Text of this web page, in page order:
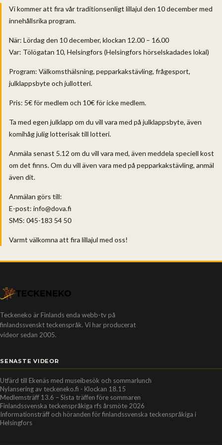
Vi kommer att fira vår traditionsenligt lillajul den 10 december med
innehållsrika program.
När: Lördag den 10 december, klockan 12.00 – 16.00
Var: Tölögatan 10, Helsingfors (Helsingfors hörselskadades lokal)
Program: Välkomsthälsning, pepparkakstävling, frågesport,
julklappsbyte och jullotteri.
Pris: 5€ för medlem och 10€ för icke medlem.
Ta med egen julklapp om du vill vara med på julklappsbyte, även
komihåg julig lotterisak till lotteri.
Anmäla senast 5.12 om du vill vara med, även meddela speciell kost
om det finns. Om du vill även vara med på pepparkakstävling, anmäl
även dit.
Anmälan görs till:
E-post: info@dova.fi
SMS: 045-183 54 50
Varmt välkomna att fira lillajul med oss!
Teckeneko är Finlands enda webb-tv på
finlandssvenskt teckenspråk. Vi har producerat
videor sedan 2005.
SENASTE VIDEOR
Utfärd till Ekenäs med museibesök och sommarlunch
Nylansering av teckeneko.fi - Klockan 18.15
Medlemsträff 13.6 – Sista träffen före sommaren
Finlandssvenska teckenspråkiga rfs årsmöte 2026
Informationsträff och höranden för finlandssvenska teckenspråkiga i
Helsingfors